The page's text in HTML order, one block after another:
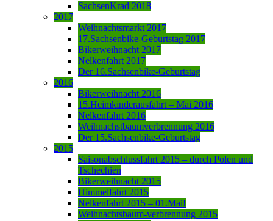
SachsenKrad 2018
2017
Weihnachtsmarkt 2017
17.Sachsenbike-Geburtstag 2017
Bikerweihnacht 2017
Nelkenfahrt 2017
Der 16.Sachsenbike-Geburtstag
2016
Bikerweihnacht 2016
15.Heimkinderausfahrt – Mai 2016
Nelkenfahrt 2016
Weihnachstbaumverbrennung 2016
Der 15.Sachsenbike-Geburtstag
2015
Saisonabschlussfahrt 2015 – durch Polen und
Tschechien
Bikerweihnacht 2015
Himmelfahrt 2015
Nelkenfahrt 2015 – 01.Mai!
Weihnachtsbaum-verbrennung 2015